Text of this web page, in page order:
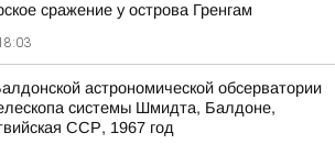
сражение у острова Гренгам
астрономической обсерватории
системы Шмидта, Балдоне,
ССР, 1967 год